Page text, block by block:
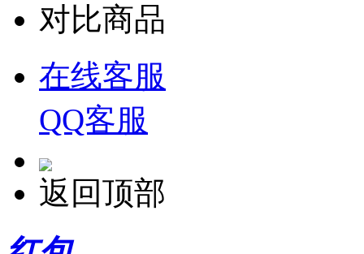
对比商品
在线客服
QQ客服
返回顶部